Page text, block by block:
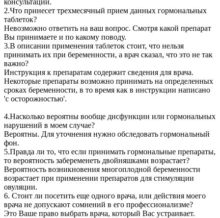
2.Что принесет трехмесячный прием данных гормональных
таблеток?
Невозможно ответить на ваш вопрос. Смотря какой препарат
Вы принимаете и по какому поводу.
3.В описании применения таблеток стоит, что нельзя
принимать их при беременности, а врач сказал, что это не так
важно?
Инструкция к препаратам содержит сведения для врача.
Некоторые препараты возможно принимать на определенных
сроках беременности, в то время как в инструкции написано
'с осторожностью'.
4.Насколько вероятны вообще дисфункции или гормональных
нарушений в моем случае?
Вероятны. Для уточнения нужно обследовать гормональный
фон.
5.Правда ли то, что если принимать гормональные препараты,
то вероятность забеременеть двойняшками возрастает?
Вероятность возникновения многоплодной беременности
возрастает при применении препаратов для стимуляции
овуляции.
6. Стоит ли посетить еще одного врача, или действия моего
врача не допускают сомнений в его профессионализме?
Это Ваше право выбрать врача, который Вас устраивает.